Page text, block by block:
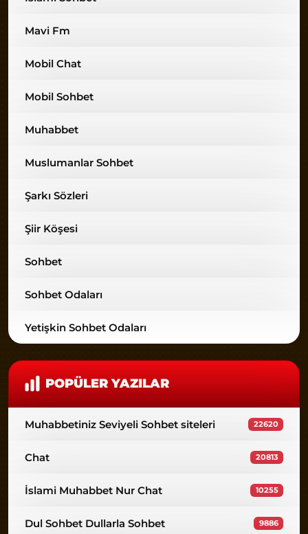
Mavi Fm
Mobil Chat
Mobil Sohbet
Muhabbet
Muslumanlar Sohbet
Şarkı Sözleri
Şiir Köşesi
Sohbet
Sohbet Odaları
Yetişkin Sohbet Odaları
POPÜLER YAZILAR
Muhabbetiniz Seviyeli Sohbet siteleri 22620
Chat 20813
İslami Muhabbet Nur Chat 10255
Dul Sohbet Dullarla Sohbet 9886